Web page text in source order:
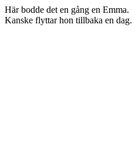
Här bodde det en gång en Emma.
Kanske flyttar hon tillbaka en dag.